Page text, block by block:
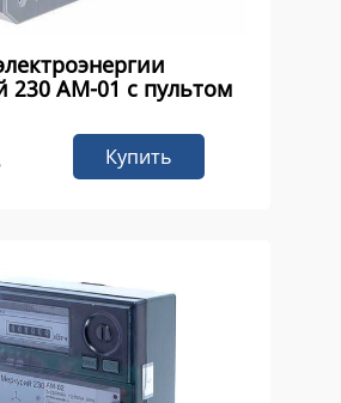
230 AM-01 с пультом
Купить